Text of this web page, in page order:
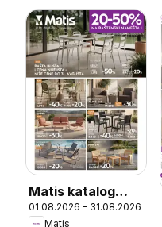
Matis katalog
Baštenski
01.08.2026 - 31.08.2026
Matis